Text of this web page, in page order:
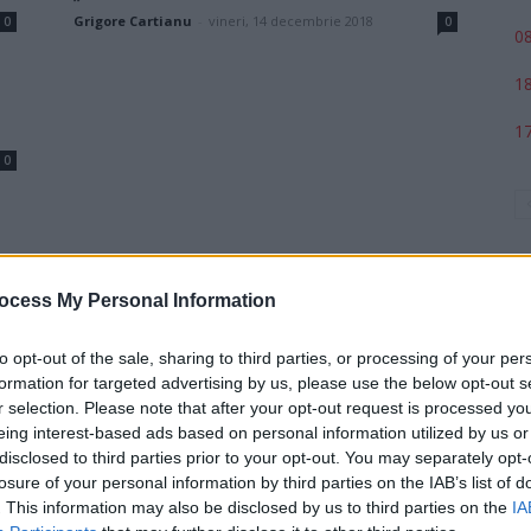
My Personal Information
opt-out of the sale, sharing to third parties, or processing of your
for targeted advertising by us, please use the below opt-out
selection. Please note that after your opt-out request is processed
interest-based ads based on personal information utilized by us
to third parties prior to your opt-out. You may separately
of your personal information by third parties on the IAB’s list of
This information may also be disclosed by us to third parties on the
0 Grigore Cartianu vineri, 14 decembrie 2018 0
0